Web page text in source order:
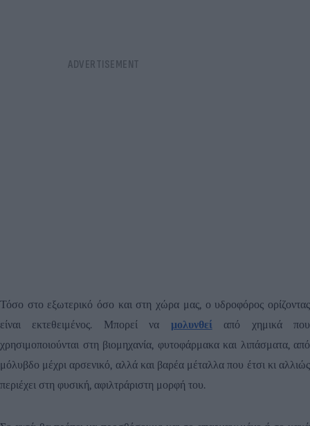
Τόσο στο εξωτερικό όσο και στη χώρα μας, ο υδροφόρος ορίζοντας
είναι εκτεθειμένος. Μπορεί να μολυνθείαπό χημικά που
χρησιμοποιούνται στη βιομηχανία, φυτοφάρμακα και λιπάσματα, από
μόλυβδο μέχρι αρσενικό, αλλά και βαρέα μέταλλα που έτσι κι αλλιώς
περιέχει στη φυσική, αφιλτράριστη μορφή του.